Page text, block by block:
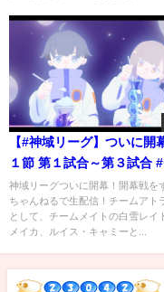
け？」
【#神域リーグ】ついに開
１節 第１試合～第３試合 #
ムアトラス 開幕戦生配信し
す！ 【村上淳/歌衣メイカ/
ス・キャミー/白雪レイド】
神域リーグついに開幕！開幕戦を
ちゃんねるで生配信！チームアト
として、チームメイトの白雪レイ
メイカ、ルイス・キャミーと...